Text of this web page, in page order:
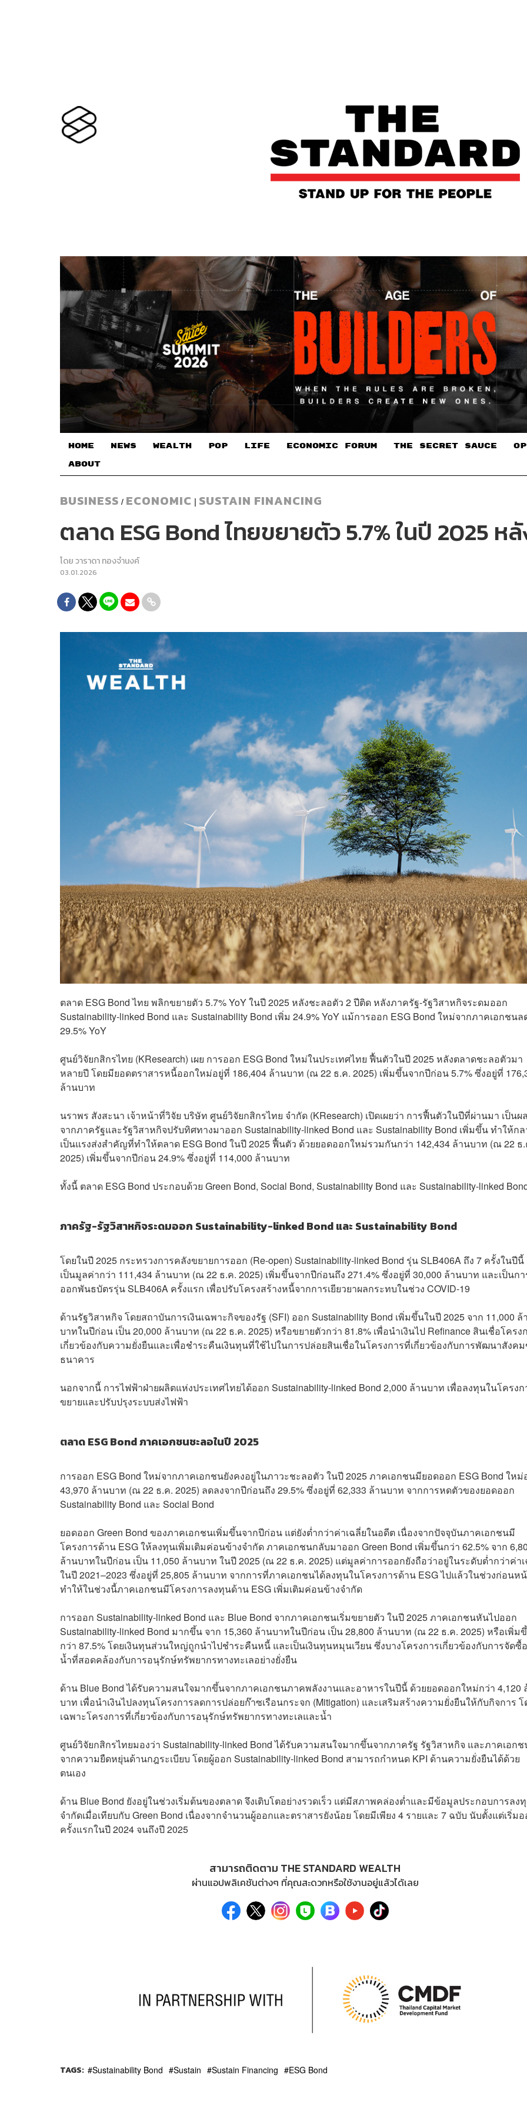
HOME NEWS WEALTH POP LIFE ECONOMIC FORUM THE SECRET SAUCE​
ABOUT
BUSINESS / ECONOMIC | SUSTAIN FINANCING
ตลาด ESG Bond ไทยขยายตัว 5.7% ในปี 2025
โดยวาราดา ทองจำนงค์
03.01.2026
ตลาด ESG Bond ไทย พลิกขยายตัว 5.7% YoY ในปี 2025 หลังชะลอตัว 2 ปีติด หลังภาครัฐ-รัฐวิสาหกิจระดมออก
Sustainability-linked Bond และ Sustainability Bond เพิ่ม 24.9% YoY แม้การออก ESG Bond ใหม่จากภาคเอกชนล
29.5% YoY
ศูนย์วิจัยกสิกรไทย (KResearch) เผย การออก ESG Bond ใหม่ในประเทศไทย ฟื้นตัวในปี 2025 หลังตลาดชะลอตัวมา
หลายปี โดยมียอดตราสารหนี้ออกใหม่อยู่ที่ 186,404 ล้านบาท (ณ 22 ธ.ค. 2025) เพิ่มขึ้นจากปีก่อน 5.7% ซึ่งอยู่ที่
ล้านบาท
นราพร สังสะนา เจ้าหน้าที่วิจัย บริษัท ศูนย์วิจัยกสิกรไทย จำกัด (KResearch) เปิดเผยว่า การฟื้นตัวในปีที่ผ่านมา เป็นผ
จากภาครัฐและรัฐวิสาหกิจปรับทิศทางมาออก Sustainability-linked Bond และ Sustainability Bond เพิ่มขึ้น ทำให้ก
เป็นแรงส่งสำคัญที่ทำให้ตลาด ESG Bond ในปี 2025 ฟื้นตัว ด้วยยอดออกใหม่รวมกันกว่า 142,434 ล้านบาท (ณ 22 ธ
2025) เพิ่มขึ้นจากปีก่อน 24.9% ซึ่งอยู่ที่ 114,000 ล้านบาท
ทั้งนี้ ตลาด ESG Bond ประกอบด้วย Green Bond, Social Bond, Sustainability Bond และ Sustainability-linked
ภาครัฐ-รัฐวิสาหกิจระดมออก Sustainability-linked Bond และ Sustainability Bond
โดยในปี 2025 กระทรวงการคลังขยายการออก (Re-open) Sustainability-linked Bond รุ่น SLB406A ถึง 7 ครั้งในปี
เป็นมูลค่ากว่า 111,434 ล้านบาท (ณ 22 ธ.ค. 2025) เพิ่มขึ้นจากปีก่อนถึง 271.4% ซึ่งอยู่ที่ 30,000 ล้านบาท และเป็นก
ออกพันธบัตรรุ่น SLB406A ครั้งแรก เพื่อปรับโครงสร้างหนี้จากการเยียวยาผลกระทบในช่วง COVID-19
ด้านรัฐวิสาหกิจ โดยสถาบันการเงินเฉพาะกิจของรัฐ (SFI) ออก Sustainability Bond เพิ่มขึ้นในปี 2025 จาก 11,000 ล้
บาทในปีก่อน เป็น 20,000 ล้านบาท (ณ 22 ธ.ค. 2025) หรือขยายตัวกว่า 81.8% เพื่อนำเงินไป Refinance สินเชื่อโครง
เกี่ยวข้องกับความยั่งยืนและเพื่อชำระคืนเงินทุนที่ใช้ไปในการปล่อยสินเชื่อในโครงการที่เกี่ยวข้องกับการพัฒนาสังค
ธนาคาร
นอกจากนี้ การไฟฟ้าฝ่ายผลิตแห่งประเทศไทยได้ออก Sustainability-linked Bond 2,000 ล้านบาท เพื่อลงทุนในโครงก
ขยายและปรับปรุงระบบส่งไฟฟ้า
ตลาด ESG Bond ภาคเอกชนชะลอในปี 2025
การออก ESG Bond ใหม่จากภาคเอกชนยังคงอยู่ในภาวะชะลอตัว ในปี 2025 ภาคเอกชนมียอดออก ESG Bond ใหม่
43,970 ล้านบาท (ณ 22 ธ.ค. 2025) ลดลงจากปีก่อนถึง 29.5% ซึ่งอยู่ที่ 62,333 ล้านบาท จากการหดตัวของยอดออก
Sustainability Bond และ Social Bond
ยอดออก Green Bond ของภาคเอกชนเพิ่มขึ้นจากปีก่อน แต่ยังต่ำกว่าค่าเฉลี่ยในอดีต เนื่องจากปัจจุบันภาคเอกชนมี
โครงการด้าน ESG ให้ลงทุนเพิ่มเติมค่อนข้างจำกัด ภาคเอกชนกลับมาออก Green Bond เพิ่มขึ้นกว่า 62.5% จาก
ล้านบาทในปีก่อน เป็น 11,050 ล้านบาท ในปี 2025 (ณ 22 ธ.ค. 2025) แต่มูลค่าการออกยังถือว่าอยู่ในระดับต่ำกว่าค่า
ในปี 2021–2023 ซึ่งอยู่ที่ 25,805 ล้านบาท จากการที่ภาคเอกชนได้ลงทุนในโครงการด้าน ESG ไปแล้วในช่วงก่อนห
ทำให้ในช่วงนี้ภาคเอกชนมีโครงการลงทุนด้าน ESG เพิ่มเติมค่อนข้างจำกัด
การออก Sustainability-linked Bond และ Blue Bond จากภาคเอกชนเริ่มขยายตัว ในปี 2025 ภาคเอกชนหันไปออก
Sustainability-linked Bond มากขึ้น จาก 15,360 ล้านบาทในปีก่อน เป็น 28,800 ล้านบาท (ณ 22 ธ.ค. 2025) หรือเพิ่ม
กว่า 87.5% โดยเงินทุนส่วนใหญ่ถูกนำไปชำระคืนหนี้ และเป็นเงินทุนหมุนเวียน ซึ่งบางโครงการเกี่ยวข้องกับการจัดซื้
น้ำที่สอดคล้องกับการอนุรักษ์ทรัพยากรทางทะเลอย่างยั่งยืน
ด้าน Blue Bond ได้รับความสนใจมากขึ้นจากภาคเอกชนภาคพลังงานและอาหารในปีนี้ ด้วยยอดออกใหม่กว่า 4,120
บาท เพื่อนำเงินไปลงทุนโครงการลดการปล่อยก๊าซเรือนกระจก (Mitigation) และเสริมสร้างความยั่งยืนให้กับกิจการ โ
เฉพาะโครงการที่เกี่ยวข้องกับการอนุรักษ์ทรัพยากรทางทะเลและน้ำ
ศูนย์วิจัยกสิกรไทยมองว่า Sustainability-linked Bond ได้รับความสนใจมากขึ้นจากภาครัฐ รัฐวิสาหกิจ และภาคเอก
จากความยืดหยุ่นด้านกฎระเบียบ โดยผู้ออก Sustainability-linked Bond สามารถกำหนด KPI ด้านความยั่งยืนได้ด้วย
ตนเอง
ด้าน Blue Bond ยังอยู่ในช่วงเริ่มต้นของตลาด จึงเติบโตอย่างรวดเร็ว แต่มีสภาพคล่องต่ำและมีข้อมูลประกอบการลง
จำกัดเมื่อเทียบกับ Green Bond เนื่องจากจำนวนผู้ออกและตราสารยังน้อย โดยมีเพียง 4 รายและ 7 ฉบับ นับตั้งแต่เริ่ม
ครั้งแรกในปี 2024 จนถึงปี 2025
สามารถติดตาม THE STANDARD WEALTH
ผ่านแอปพลิเคชันต่างๆ ที่คุณสะดวกหรือใช้งานอยู่แล้วได้เลย
TAGS: Sustainability Bond Sustain Sustain Financing ESG Bond